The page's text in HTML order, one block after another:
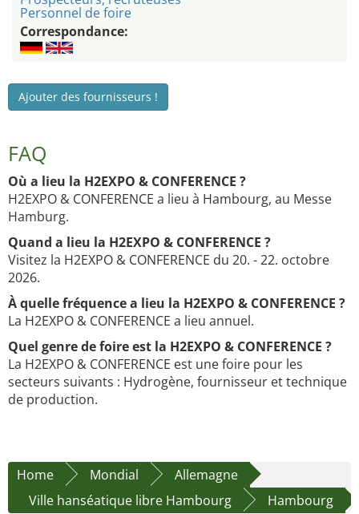
Personnel de foire
Correspondance:
Ajouter des fournisseurs !
FAQ
Où a lieu la H2EXPO & CONFERENCE ?
H2EXPO & CONFERENCE a lieu à Hambourg, au Messe
Hamburg.
Quand a lieu la H2EXPO & CONFERENCE ?
Visitez la H2EXPO & CONFERENCE du 20. - 22. octobre
2026.
À quelle fréquence a lieu la H2EXPO & CONFERENCE ?
La H2EXPO & CONFERENCE a lieu annuel.
Quel genre de foire est la H2EXPO & CONFERENCE ?
La H2EXPO & CONFERENCE est une foire pour les
secteurs suivants : Hydrogène, fournisseur et technique
de production.
Home Mondial
Allemagne
Ville hanséatique libre Hambourg
Hambourg